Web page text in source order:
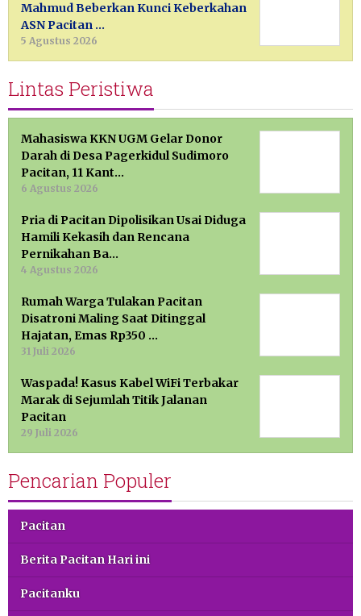
Mahmud Beberkan Kunci Keberkahan
ASN Pacitan …
5 Agustus 2026
Lintas Peristiwa
Mahasiswa KKN UGM Gelar Donor
Darah di Desa Pagerkidul Sudimoro
Pacitan, 11 Kant…
6 Agustus 2026
Pria di Pacitan Dipolisikan Usai Diduga
Hamili Kekasih dan Rencana
Pernikahan Ba…
4 Agustus 2026
Rumah Warga Tulakan Pacitan
Disatroni Maling Saat Ditinggal
Hajatan, Emas Rp350 …
31 Juli 2026
Waspada! Kasus Kabel WiFi Terbakar
Marak di Sejumlah Titik Jalanan
Pacitan
29 Juli 2026
Pencarian Populer
Pacitan
Berita Pacitan Hari ini
Pacitanku